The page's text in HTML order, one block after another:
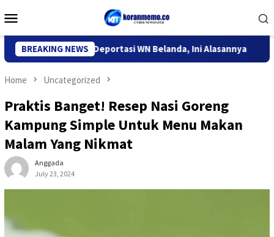
to
Menu
BREAKING NEWS
Kediri Deportasi WN Belanda, Ini Alasannya
Home Uncategorized
Praktis Banget! Resep Nasi Goreng
Kampung Simple Untuk Menu Makan
Malam Yang Nikmat
Anggada
July 23, 2024